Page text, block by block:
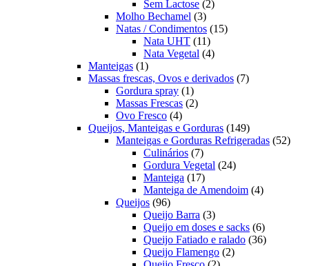
Sem Lactose 22
Molho Bechamel 33
produtos
Natas / Condimentos 1515
Nata UHT 1111
produtos
Nata Vegetal 44
Manteigas 11
produto
Massas frescas, Ovos e derivados 77
Gordura spray 11
produto
Massas Frescas 22
Ovo Fresco 44
produtos
Queijos, Manteigas e Gorduras 149149
produtos
Manteigas e Gorduras Refrigeradas 5252
Culinários 77
produtos
Gordura Vegetal 2424
Manteiga 1717
produtos
Manteiga de Amendoim 44
Queijos 9696
produtos
Queijo Barra 33
produtos
Queijo em doses e sacks 66
produtos
Queijo Fatiado e ralado 3636
Queijo Flamengo 22
2